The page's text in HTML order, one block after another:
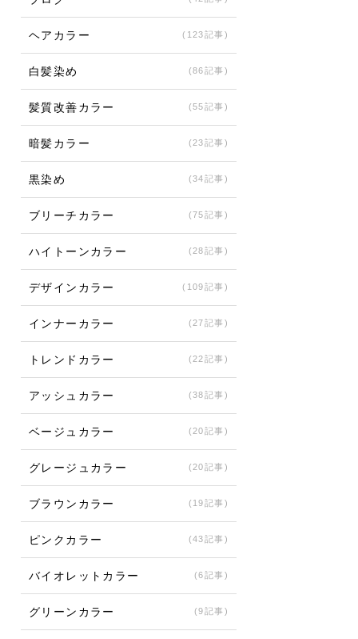
ヘアカラー (123記事)
白髪染め (86記事)
髪質改善カラー (55記事)
暗髪カラー (23記事)
黒染め (34記事)
ブリーチカラー (75記事)
ハイトーンカラー (28記事)
デザインカラー (109記事)
インナーカラー (27記事)
トレンドカラー (22記事)
アッシュカラー (38記事)
ベージュカラー (20記事)
グレージュカラー (20記事)
ブラウンカラー (19記事)
ピンクカラー (43記事)
バイオレットカラー (6記事)
グリーンカラー (9記事)